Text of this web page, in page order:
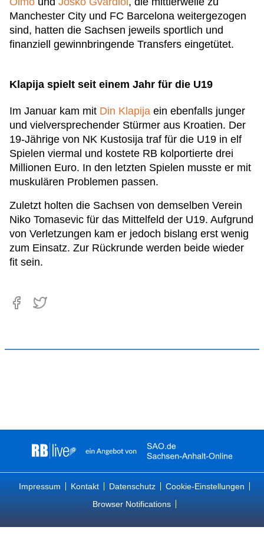
Manchester City und FC Barcelona weitergezogen
sind, hatten die Sachsen jeweils sportlich und
finanziell gewinnbringende Transfers eingetütet.
Klapija spielt seit einem Jahr für die U19
Im Januar kam mit Din Klapija ein ebenfalls junger
und vielversprechender Stürmer aus Kroatien. Der
19-Jährige von NK Kustosija traf für die U19 in elf
Spielen viermal und kostete RB kolportierte drei
Millionen Euro. In den letzten Spielen musste er mit
muskulären Problemen passen.
Zuletzt holten die Sachsen von demselben Verein
Niko Tomasevic für das Mittelfeld der U19. Aufgrund
von Verletzungen kam er jedoch bislang erst wenig
zum Einsatz. Zur Rückrunde werden beide wieder
fit sein.
Impressum Kontakt Datenschutz
Cookie-Einstellungen
Browser Notifications